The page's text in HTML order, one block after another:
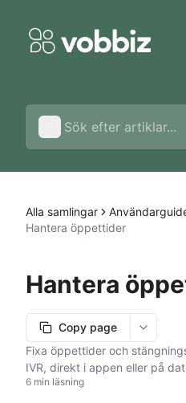
Svenska
Alla samlingar
Hantera öppettider
Hantera
Copy page
More
Fixa öppettider och
IVR, direkt i appen eller på
6 min läsning